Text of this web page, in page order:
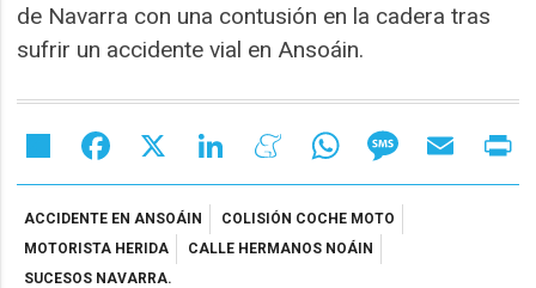
de Navarra con una contusión en la cadera tras
sufrir un accidente vial en Ansoáin.
Share Facebook LinkedIn MeneameWhatsAppMessageEmail
ACCIDENTE EN ANSOÁIN
COLISIÓN COCHE MOTO
MOTORISTA HERIDA
CALLE HERMANOS NOÁIN
SUCESOS NAVARRA.